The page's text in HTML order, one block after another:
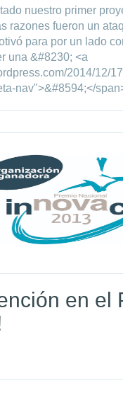
nuestro primer
razones fueron un
para por un lado
una &#8230; <a
2014/12/
nav">&#8594;</
en el